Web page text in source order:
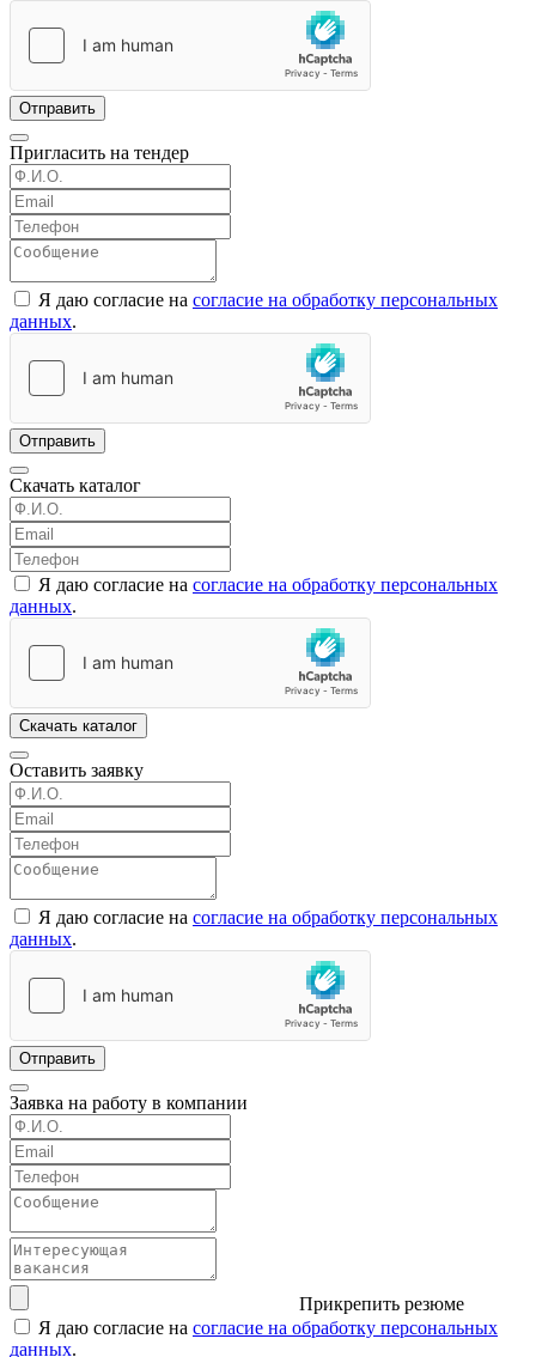
Отправить
Пригласить на тендер
Я даю согласие на согласие на обработку персональных
данных.
Отправить
Скачать каталог
Я даю согласие на согласие на обработку персональных
данных.
Скачать каталог
Оставить заявку
Я даю согласие на согласие на обработку персональных
данных.
Отправить
Заявка на работу в компании
Прикрепить резюме
Я даю согласие на согласие на обработку персональных
данных.